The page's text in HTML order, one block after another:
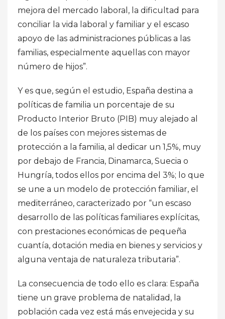
mejora del mercado laboral, la dificultad para
conciliar la vida laboral y familiar y el escaso
apoyo de las administraciones públicas a las
familias, especialmente aquellas con mayor
número de hijos”.
Y es que, según el estudio, España destina a
políticas de familia un porcentaje de su
Producto Interior Bruto (PIB) muy alejado al
de los países con mejores sistemas de
protección a la familia, al dedicar un 1,5%, muy
por debajo de Francia, Dinamarca, Suecia o
Hungría, todos ellos por encima del 3%; lo que
se une a un modelo de protección familiar, el
mediterráneo, caracterizado por “un escaso
desarrollo de las políticas familiares explícitas,
con prestaciones económicas de pequeña
cuantía, dotación media en bienes y servicios y
alguna ventaja de naturaleza tributaria”.
La consecuencia de todo ello es clara: España
tiene un grave problema de natalidad, la
población cada vez está más envejecida y su